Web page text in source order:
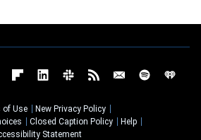
of Use
New Privacy Policy
Closed Caption Policy
Help
Statement